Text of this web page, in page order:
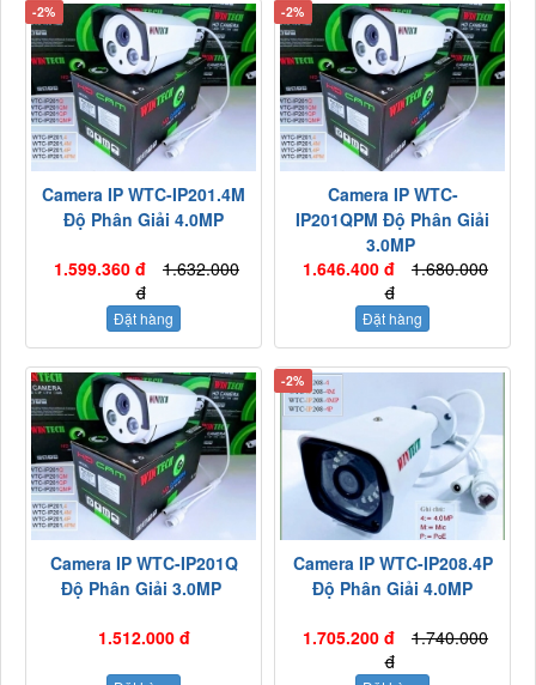
-2%
Camera IP WTC-IP201.4M
Độ Phân Giải 4.0MP
1.599.360 đ
1.632.000
đ
Đặt hàng
-2%
Camera IP WTC-
IP201QPM Độ Phân Giải
3.0MP
1.646.400 đ
1.680.000
đ
Đặt hàng
Camera IP WTC-IP201Q
Độ Phân Giải 3.0MP
1.512.000 đ
-2%
Camera IP WTC-IP208.4P
Độ Phân Giải 4.0MP
1.705.200 đ
1.740.000
đ